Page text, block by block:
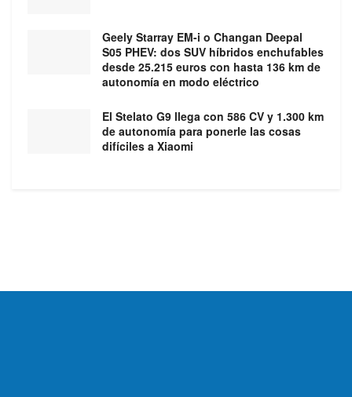
Geely Starray EM-i o Changan Deepal
S05 PHEV: dos SUV híbridos enchufables
desde 25.215 euros con hasta 136 km de
autonomía en modo eléctrico
El Stelato G9 llega con 586 CV y 1.300 km
de autonomía para ponerle las cosas
difíciles a Xiaomi